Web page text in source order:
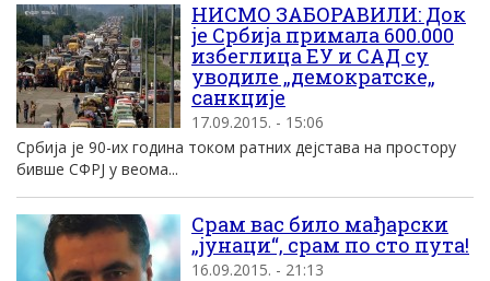
НИСМО ЗАБОРАВИЛИ: Док
је Србија примала 600.000
избеглица ЕУ и САД су
уводиле „демократске„
санкције
17.09.2015. - 15:06
Србија је 90-их година током ратних дејстава на простору
бивше СФРЈ у веома...
Срам вас било мађарски
„јунаци“, срам по сто пута!
16.09.2015. - 21:13